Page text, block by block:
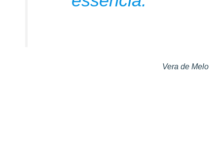
Vera de Melo